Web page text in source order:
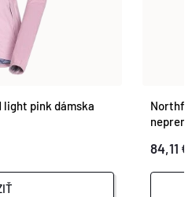
light pink dámska
84,11 €